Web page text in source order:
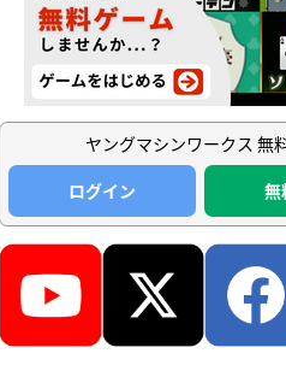
ヤングマシンワークス 無
ログイン
無